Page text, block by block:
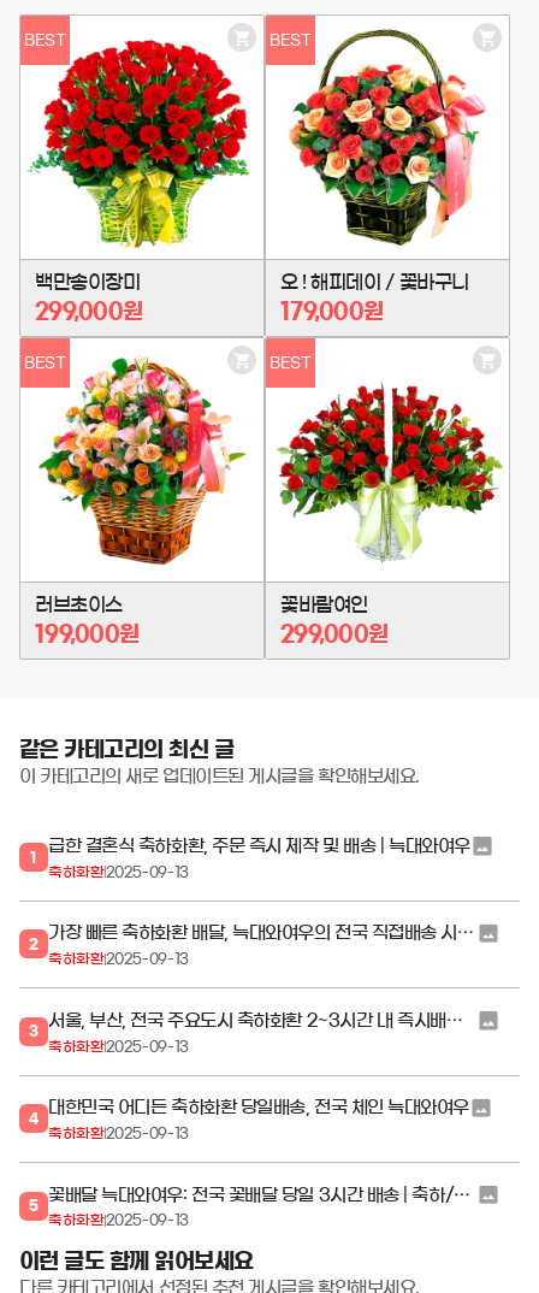
BEST
백만송이장미
299,000원
장
구
니
담
기
BEST
오 ! 해피데이 / 꽃바구니
179,000원
장
니
담
기
BEST
러브초이스
199,000원
장
구
담
기
BEST
꽃바람여인
299,000원
장
니
담
기
같은 카테고리의 최신 글
이 카테고리의 새로 업데이트된 게시글을 확인해보세요.
1
급한 결혼식 축하화환, 주문 즉시 제작 및 배송 | 늑대와여우
축하화환2025-09-13
2
가장 빠른 축하화환 배달, 늑대와여우의 전국 직접배송 시스템
축하화환2025-09-13
3
서울, 부산, 전국 주요도시 축하화환 2~3시간 내 즉시배송 | 꽃배달 늑대와여우
축하화환2025-09-13
4
대한민국 어디든 축하화환 당일배송, 전국 체인 늑대와여우
축하화환2025-09-13
5
꽃배달 늑대와여우: 전국 꽃배달 당일 3시간 배송 | 축하/근조화환, 생신 꽃바구니, 승진 동/서양란, 개업화분 | 정품 정량 공식몰
축하화환2025-09-13
이런 글도 함께 읽어보세요
다른 카테고리에서 선정된 추천 게시글을 확인해보세요.